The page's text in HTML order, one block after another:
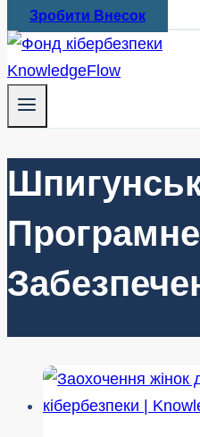
Зробити Внесок
Програмне